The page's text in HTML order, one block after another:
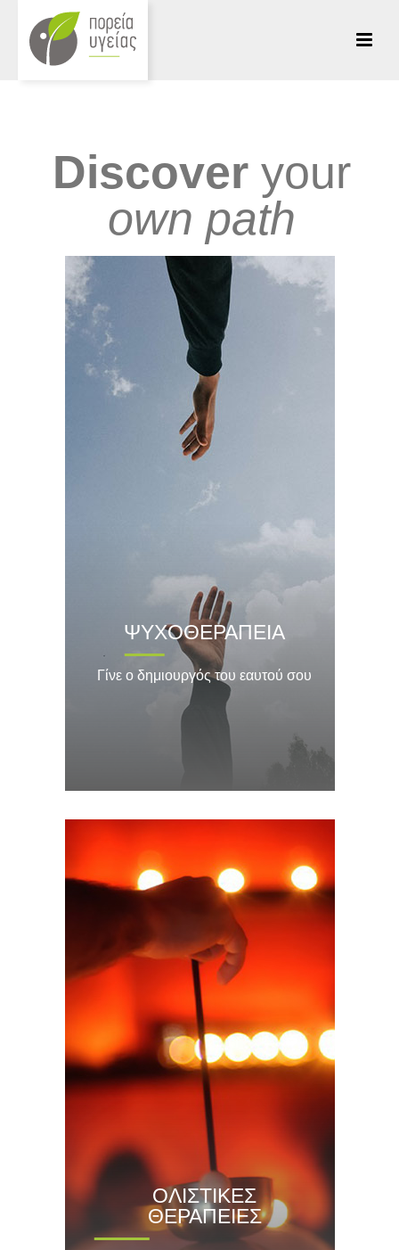
Discoveryour
own path
ΨΥΧΟΘΕΡΑΠΕΙΑ
Γίνε ο δημιουργός του εαυτού σου
ΟΛΙΣΤΙΚΕΣ
ΘΕΡΑΠΕΙΕΣ